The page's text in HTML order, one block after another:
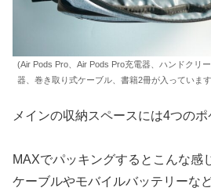
(Air Pods Pro、Air Pods Pro充電器、ハンドクリ
器、巻き取り式ケーブル、書籍2冊が入っていま
メインの収納スペースには4つのポ
MAXでパッキングするとこんな感
ケーブルやモバイルバッテリーな